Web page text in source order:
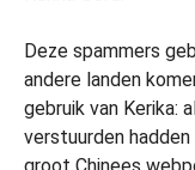
Deze spammers
andere landen
gebruik van Kerika:
verstuurden